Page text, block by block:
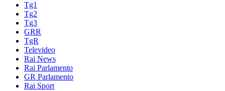
Tg1
Tg2
Tg3
GRR
TgR
Televideo
Rai News
Rai Parlamento
GR Parlamento
Rai Sport